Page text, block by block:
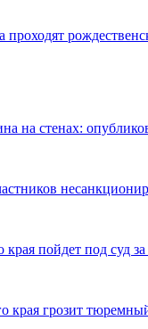
проходят
на стенах:
пойдет под суд
края грозит